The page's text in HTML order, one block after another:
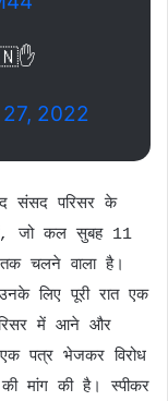
2022
संसद परिसर के
हैं, जो कल सुबह 11
चलने वाला है।
लिए पूरी रात एक
में आने और
पत्र भेजकर विरोध
मांग की है। स्पीकर